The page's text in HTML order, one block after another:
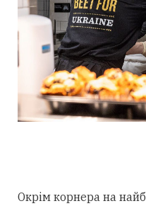
Окрім корнера на